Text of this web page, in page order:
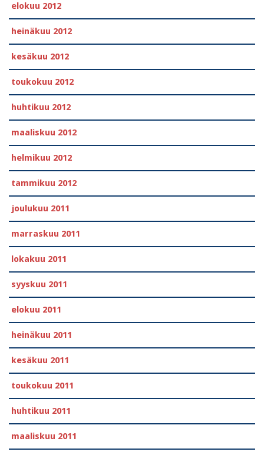
elokuu 2012
heinäkuu 2012
kesäkuu 2012
toukokuu 2012
huhtikuu 2012
maaliskuu 2012
helmikuu 2012
tammikuu 2012
joulukuu 2011
marraskuu 2011
lokakuu 2011
syyskuu 2011
elokuu 2011
heinäkuu 2011
kesäkuu 2011
toukokuu 2011
huhtikuu 2011
maaliskuu 2011